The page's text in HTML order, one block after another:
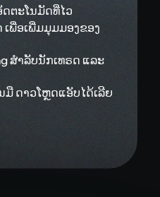
ສຳລັບນັກເທຣດ ແລະ
ດາວໂຫຼດແອັບໄດ້ເລີຍ